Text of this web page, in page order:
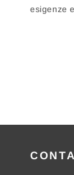
esigenze